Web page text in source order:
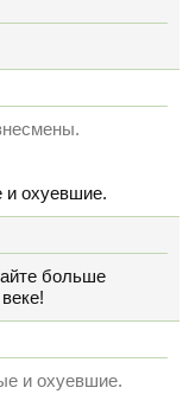
и охуевшие.
больше
и охуевшие.